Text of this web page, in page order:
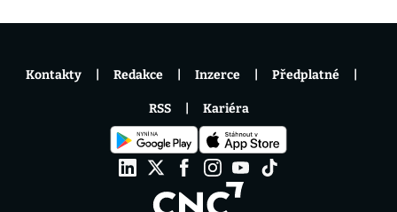
Kontakty Redakce Inzerce Předplatné
RSS Kariéra